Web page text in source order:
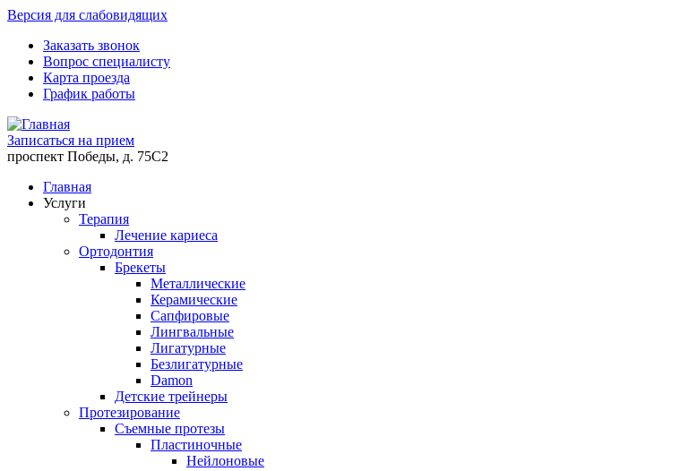
Версия для слабовидящих
Заказать звонок
Вопрос специалисту
Карта проезда
График работы
Записаться на прием
проспект Победы, д. 75C2
Главная
Услуги
Терапия
Лечение кариеса
Ортодонтия
Брекеты
Металлические
Керамические
Cапфировые
Лингвальные
Лигатурные
Безлигатурные
Damon
Детские трейнеры
Протезирование
Съемные протезы
Пластиночные
Нейлоновые